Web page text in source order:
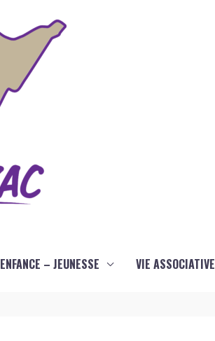
ENFANCE – JEUNESSE VIE ASSOCIATIVE